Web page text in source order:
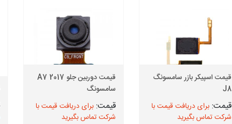
قیمت اسپیکر بازر سامسونگ
J8
برای دریافت قیمت با
شرکت تماس بگیرید
قیمت دوربین جلو A7 2017
سامسونگ
برای دریافت قیمت با
شرکت تماس بگیرید